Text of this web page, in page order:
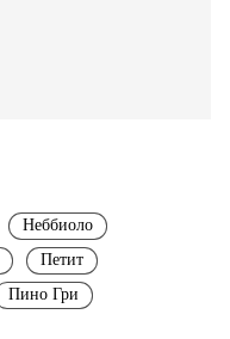
Неббиоло
Петит
Пино Гри